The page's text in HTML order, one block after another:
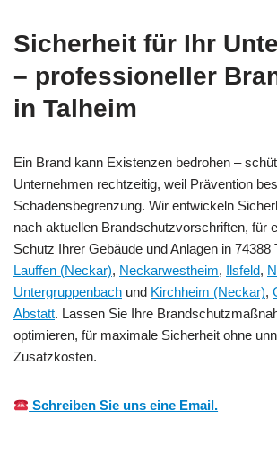
Sicherheit für Ihr
– professioneller
in Talheim
Ein Brand kann Existenzen bedrohen –
Unternehmen rechtzeitig, weil Prävention
Schadensbegrenzung. Wir entwickeln
nach aktuellen Brandschutzvorschriften, für
Schutz Ihrer Gebäude und Anlagen in 74388
Lauffen (Neckar), Neckarwestheim, Ilsfeld,
Untergruppenbach und Kirchheim (Neckar),
Abstatt. Lassen Sie Ihre
optimieren, für maximale Sicherheit ohne
Zusatzkosten.
Schreiben Sie uns eine Email.